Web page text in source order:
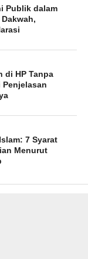
Publik dalam
di HP Tanpa
7 Syarat
Menurut